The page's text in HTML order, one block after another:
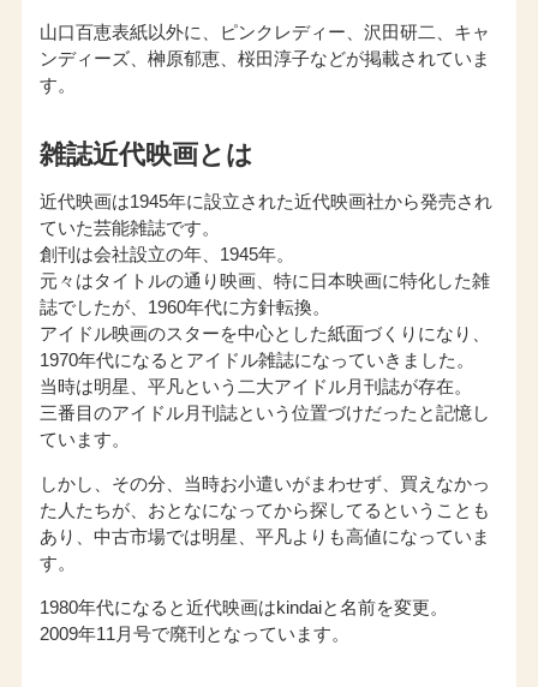
山口百恵表紙以外に、ピンクレディー、沢田研二、キャ
ンディーズ、榊原郁恵、桜田淳子などが掲載されていま
す。
雑誌近代映画とは
近代映画は1945年に設立された近代映画社から発売され
ていた芸能雑誌です。
創刊は会社設立の年、1945年。
元々はタイトルの通り映画、特に日本映画に特化した雑
誌でしたが、1960年代に方針転換。
アイドル映画のスターを中心とした紙面づくりになり、
1970年代になるとアイドル雑誌になっていきました。
当時は明星、平凡という二大アイドル月刊誌が存在。
三番目のアイドル月刊誌という位置づけだったと記憶し
ています。
しかし、その分、当時お小遣いがまわせず、買えなかっ
た人たちが、おとなになってから探してるということも
あり、中古市場では明星、平凡よりも高値になっていま
す。
1980年代になると近代映画はkindaiと名前を変更。
2009年11月号で廃刊となっています。